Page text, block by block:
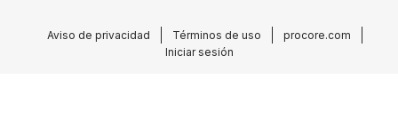
Aviso de privacidad Términos de uso
procore.com
Iniciar sesión